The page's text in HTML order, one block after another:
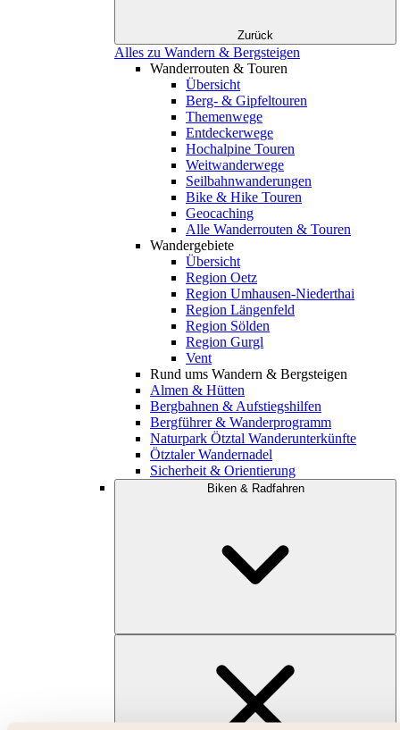
Zurück
Alles zu Wandern & Bergsteigen
Wanderrouten & Touren
Übersicht
Berg- & Gipfeltouren
Themenwege
Entdeckerwege
Hochalpine Touren
Weitwanderwege
Seilbahnwanderungen
Bike & Hike Touren
Geocaching
Alle Wanderrouten & Touren
Wandergebiete
Übersicht
Region Oetz
Region Umhausen-Niederthai
Region Längenfeld
Region Sölden
Region Gurgl
Vent
Rund ums Wandern & Bergsteigen
Almen & Hütten
Bergbahnen & Aufstiegshilfen
Bergführer & Wanderprogramm
Naturpark Ötztal Wanderunterkünfte
Ötztaler Wandernadel
Sicherheit & Orientierung
Biken & Radfahren